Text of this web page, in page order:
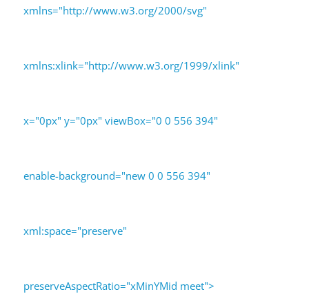
xmlns="http://www.w3.org/2000/svg"
xmlns:xlink="http://www.w3.org/1999/xlink"
x="0px" y="0px" viewBox="0 0 556 394"
enable-background="new 0 0 556 394"
xml:space="preserve"
preserveAspectRatio="xMinYMid meet">